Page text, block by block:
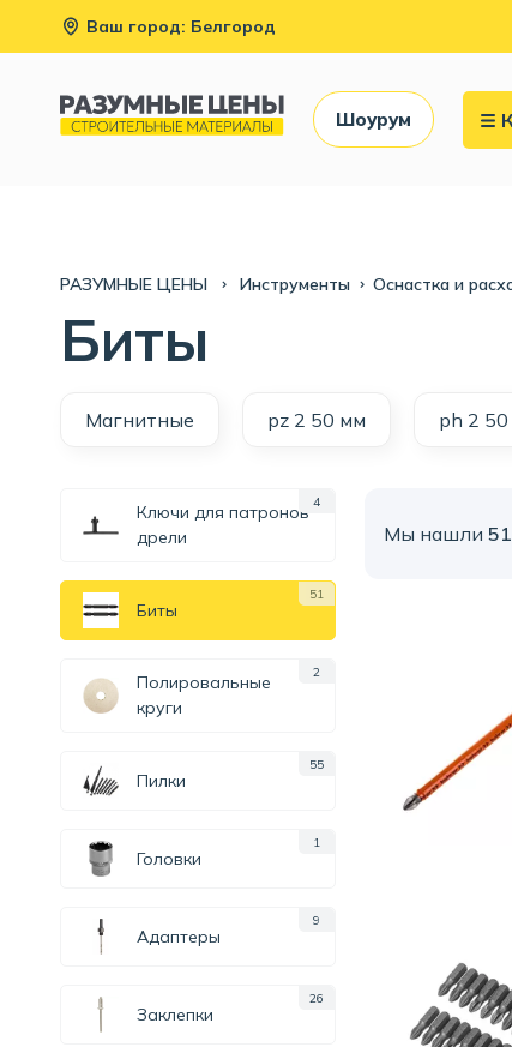
Ваш город: Белгород
Шоурум
РАЗУМНЫЕ ЦЕНЫ Инструменты Оснастка и
Биты
Магнитные pz 2 50 мм ph 2
Мы нашли 51
Ключи для патронов
дрели
4
Биты
51
Полировальные
круги
2
Пилки
55
Головки
1
Адаптеры
9
Заклепки
26